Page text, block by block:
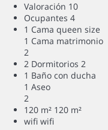
Valoración 10
Ocupantes 4
1 Cama queen size
1 Cama matrimonio
2
2 Dormitorios 2
1 Baño con ducha
1 Aseo
2
120 m² 120 m²
wifi wifi